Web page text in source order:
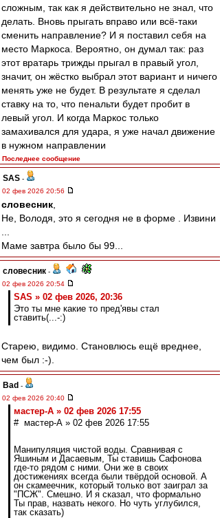
сложным, так как я действительно не знал, что
делать. Вновь прыгать вправо или всё-таки
сменить направление? И я поставил себя на
место Маркоса. Вероятно, он думал так: раз
этот вратарь трижды прыгал в правый угол,
значит, он жёстко выбрал этот вариант и ничего
менять уже не будет. В результате я сделал
ставку на то, что пенальти будет пробит в
левый угол. И когда Маркос только
замахивался для удара, я уже начал движение
в нужном направлении
Последнее сообщение
SAS -
02 фев 2026 20:56
словесник
Не, Володя, это я сегодня не в форме . Извини
Маме завтра было бы 99...
словесник -
02 фев 2026 20:54
SAS » 02 фев 2026, 20:36
Это ты мне какие то пред'явы стал
ставить(...-:)
Старею, видимо. Становлюсь ещё вреднее,
чем был :-).
Bad -
02 фев 2026 20:40
мастер-А » 02 фев 2026 17:55
# мастер-А » 02 фев 2026 17:55
Манипуляция чистой воды. Сравнивая с
Яшиным и Дасаевым, Ты ставишь Сафонова
где-то рядом с ними. Они же в своих
достижениях всегда были твёрдой основой. А
он скамеечник, который только вот заиграл за
"ПСЖ". Смешно. И я сказал, что формально
Ты прав, назвать некого. Но чуть углубился,
так сказать)